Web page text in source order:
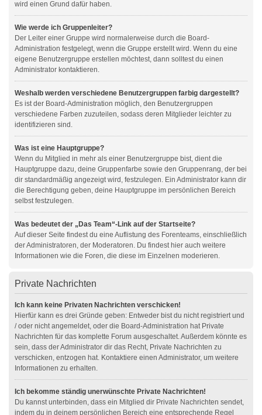
wird einen Grund dafür haben.
Wie werde ich Gruppenleiter?
Der Leiter einer Gruppe wird normalerweise durch die Board-
Administration festgelegt, wenn die Gruppe erstellt wird. Wenn du eine
eigene Benutzergruppe erstellen möchtest, dann solltest du einen
Administrator kontaktieren.
Weshalb werden verschiedene Benutzergruppen farbig dargestellt?
Es ist der Board-Administration möglich, den Benutzergruppen
verschiedene Farben zuzuteilen, sodass deren Mitglieder leichter zu
identifizieren sind.
Was ist eine Hauptgruppe?
Wenn du Mitglied in mehr als einer Benutzergruppe bist, dient die
Hauptgruppe dazu, deine Gruppenfarbe sowie den Gruppenrang, der bei
dir standardmäßig angezeigt wird, festzulegen. Ein Administrator kann dir
die Berechtigung geben, deine Hauptgruppe im persönlichen Bereich
selbst festzulegen.
Was bedeutet der „Das Team“-Link auf der Startseite?
Auf dieser Seite findest du eine Auflistung des Forenteams, einschließlich
der Administratoren, der Moderatoren. Du findest hier auch weitere
Informationen wie die Foren, die diese im Einzelnen moderieren.
Private Nachrichten
Ich kann keine Privaten Nachrichten verschicken!
Hierfür kann es drei Gründe geben: Entweder bist du nicht registriert und
/ oder nicht angemeldet, oder die Board-Administration hat Private
Nachrichten für das komplette Forum ausgeschaltet. Außerdem könnte es
sein, dass der Administrator dir das Recht, Private Nachrichten zu
verschicken, entzogen hat. Kontaktiere einen Administrator, um weitere
Informationen zu erhalten.
Ich bekomme ständig unerwünschte Private Nachrichten!
Du kannst unterbinden, dass ein Mitglied dir Private Nachrichten sendet,
indem du in deinem persönlichen Bereich eine entsprechende Regel